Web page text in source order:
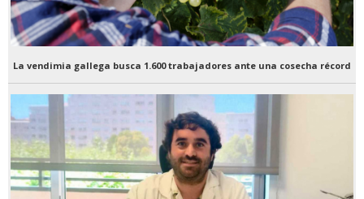
La vendimia gallega busca 1.600 trabajadores ante una cosecha récord